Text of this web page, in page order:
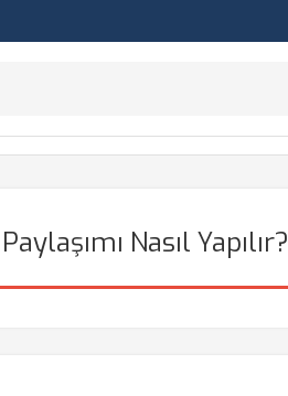
Nasıl Yapılır?